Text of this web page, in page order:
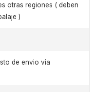
otras regiones ( deben
)
de envio via